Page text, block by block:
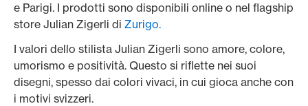
e Parigi. I prodotti sono disponibili online o nel flagship
store Julian Zigerli di Zurigo.
I valori dello stilista Julian Zigerli sono amore, colore,
umorismo e positività. Questo si riflette nei suoi
disegni, spesso dai colori vivaci, in cui gioca anche con
i motivi svizzeri.